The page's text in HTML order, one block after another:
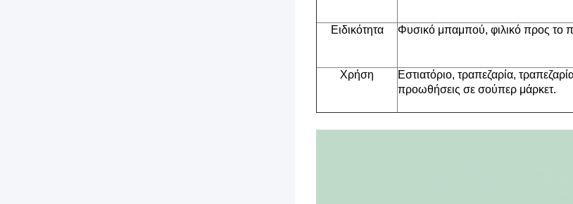
Ειδικότητα Φυσικό μπαμπού, φιλικό προς το
Χρήση Εστιατόριο, τραπεζαρία,
προωθήσεις σε σούπερ μάρκετ.